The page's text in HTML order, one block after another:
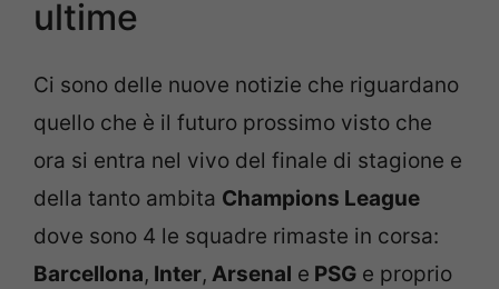
ultime
Ci sono delle nuove notizie che riguardano
quello che è il futuro prossimo visto che
ora si entra nel vivo del finale di stagione e
della tanto ambita Champions League
dove sono 4 le squadre rimaste in corsa:
Barcellona, Inter, Arsenal e PSG e proprio